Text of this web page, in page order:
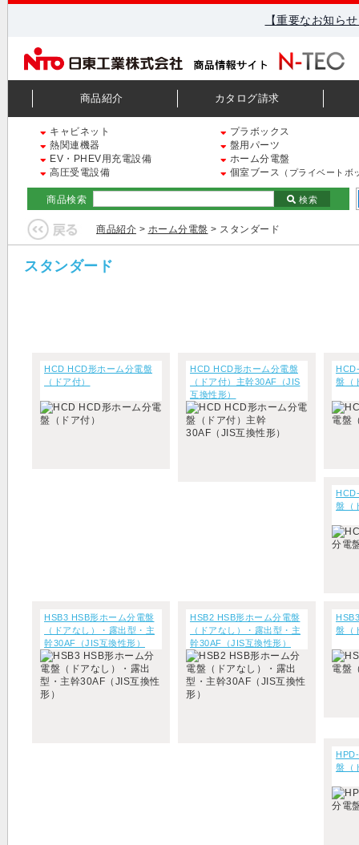
【重要なお知ら
商品紹介 カタログ請求
キャビネット
プラボックス
熱関連機器
盤用パーツ
EV・PHEV用充電設備
ホーム分電盤
高圧受電設備
個室ブース （プライベートボ
商品検索 検索
商品紹介 > ホーム分電盤 > スタンダード
スタンダード
HCD HCD形ホーム分電盤
（ドア付）
HCD HCD形ホーム分電盤
（ドア付）主幹30AF（JIS
互換性形）
盤（
盤（
HSB3 HSB形ホーム分電盤
（ドアなし）・露出型・主
幹30AF（JIS互換性形）
HSB2 HSB形ホーム分電盤
（ドアなし）・露出型・主
幹30AF（JIS互換性形）
盤（
盤（